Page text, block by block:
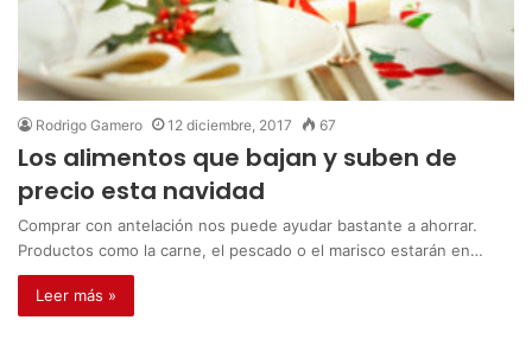
Rodrigo Gamero 12 diciembre, 2017 67
Los alimentos que bajan y suben de
precio esta navidad
Comprar con antelación nos puede ayudar bastante a ahorrar.
Productos como la carne, el pescado o el marisco estarán en…
Leer más »